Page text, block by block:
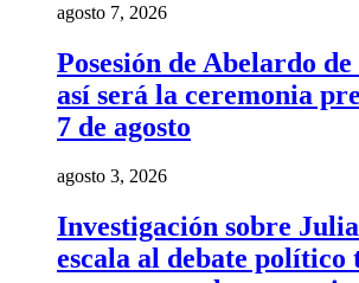
agosto 7, 2026
Posesión de Abelardo
así será la ceremonia
7 de agosto
agosto 3, 2026
Investigación sobre
escala al debate político